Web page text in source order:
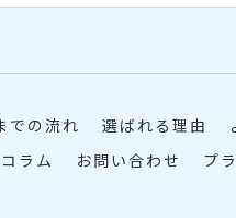
での流れ 選ばれる理由
コラム お問い合わせ プ